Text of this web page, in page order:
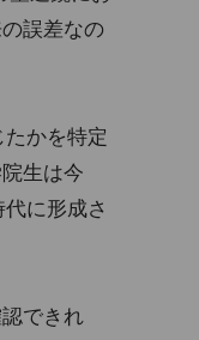
誤差なの
かを特定
生は今
に形成さ
できれ